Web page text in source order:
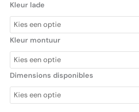
Kleur lade
Kleur montuur
Dimensions disponibles